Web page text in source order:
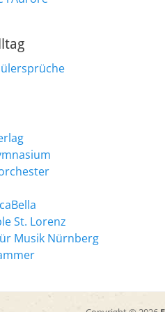
St. Lorenz
Musik Nürnberg